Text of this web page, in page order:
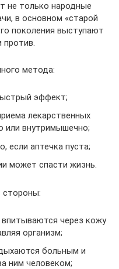
не только народные
в основном «старой
поколения выступают
против.
метода:
эффект;
лекарственных
или внутримышечно;
если аптечка пуста;
может спасти жизнь.
стороны:
впитываются через кожу
организм;
больным и
ним человеком;